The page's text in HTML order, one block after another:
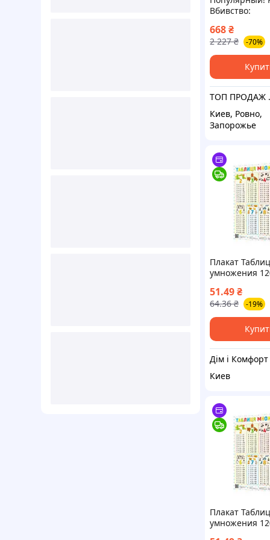
Вбивство:
Психологічна
навчання
війні і в
Дейв
Астролябія
668₴
2 227 ₴ -70%
ТОП
Киев, Ровно,
Запорожье
Плакат
умножения
51.49₴
64.36 ₴ -19%
Дім і Комфорт
Киев
Плакат
умножения